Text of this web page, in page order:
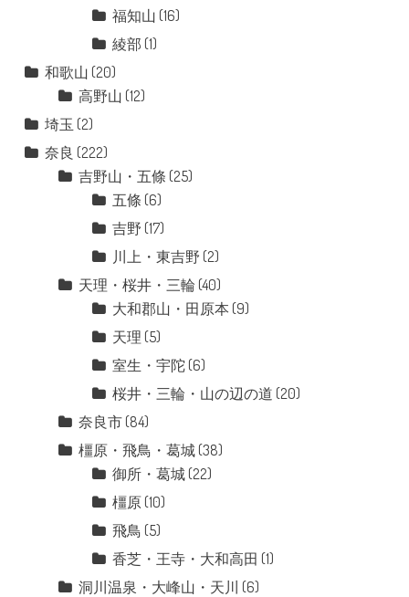
福知山 (16)
綾部 (1)
和歌山 (20)
高野山 (12)
埼玉 (2)
奈良 (222)
吉野山・五條 (25)
五條 (6)
吉野 (17)
川上・東吉野 (2)
天理・桜井・三輪 (40)
大和郡山・田原本 (9)
天理 (5)
室生・宇陀(6)
桜井・三輪・山の辺の道 (20)
奈良市(84)
橿原・飛鳥・葛城(38)
御所・葛城(22)
橿原(10)
飛鳥 (5)
香芝・王寺・大和高田 (1)
洞川温泉・大峰山・天川 (6)